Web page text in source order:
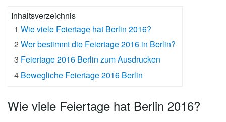
Inhaltsverzeichnis
1 Wie viele Feiertage hat Berlin 2016?
2 Wer bestimmt die Feiertage 2016 in Berlin?
3 Feiertage 2016 Berlin zum Ausdrucken
4 Bewegliche Feiertage 2016 Berlin
Wie viele Feiertage hat Berlin 2016?